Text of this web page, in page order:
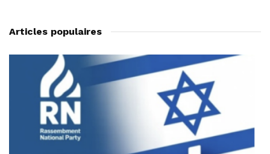
Articles populaires